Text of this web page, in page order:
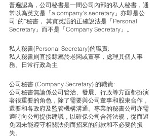
普遍認為，公司秘書是一間公司內部的私人秘書，通
常以為英文是「a company’s secretary」亦即是公
司“的”秘書， 其實英語的正確說法是「Personal
Secretary」而不是「Company Secretary」。
私人秘書(Personal Secretary)的職責:
私人秘書則直接隸屬於老闆或董事，處理其個人事
務、日常行政為主
公司秘書 (Company Secretary) 的職責:
公司秘書無論係公司管治、發展、行政等方面都扮演
著很重要的角色，除了需要與公司董事和股東合作，
還要和各政府及監管機構溝通。專業的秘書公司亦需
適時向公司提供建議，以確保公司合符法規，從而避
免因未能遵守相關法例而招來的罰款和不必要的損
失。